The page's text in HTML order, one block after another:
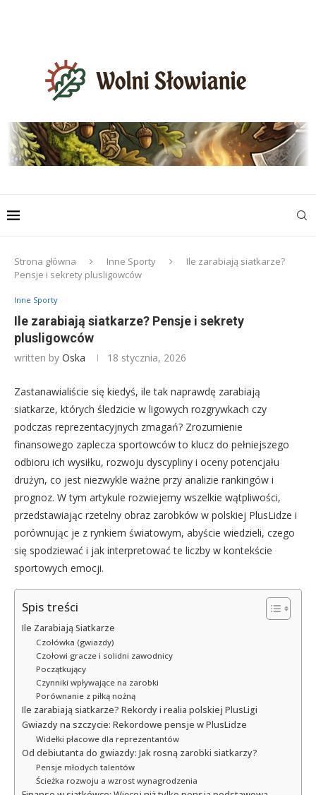
Strona główna Inne Sporty
Ile zarabiają siatkarze?
Pensje i sekrety plusligowców
Inne Sporty
Ile zarabiają siatkarze? Pensje i sekrety
plusligowców
written by Oska 18 stycznia, 2026
Zastanawialiście się kiedyś, ile tak naprawdę zarabiają
siatkarze, których śledzicie w ligowych rozgrywkach czy
podczas reprezentacyjnych zmagań? Zrozumienie
finansowego zaplecza sportowców to klucz do pełniejszego
odbioru ich wysiłku, rozwoju dyscypliny i oceny potencjału
drużyn, co jest niezwykle ważne przy analizie rankingów i
prognoz. W tym artykule rozwiejemy wszelkie wątpliwości,
przedstawiając rzetelny obraz zarobków w polskiej PlusLidze i
porównując je z rynkiem światowym, abyście wiedzieli, czego
się spodziewać i jak interpretować te liczby w kontekście
sportowych emocji.
Spis treści
Ile Zarabiają Siatkarze
Czołówka (gwiazdy)
Czołowi gracze i solidni zawodnicy
Początkujący
Czynniki wpływające na zarobki
Porównanie z piłką nożną
Ile zarabiają siatkarze? Rekordy i realia polskiej PlusLigi
Gwiazdy na szczycie: Rekordowe pensje w PlusLidze
Widełki płacowe dla reprezentantów
Od debiutanta do gwiazdy: Jak rosną zarobki siatkarzy?
Pensje młodych talentów
Ścieżka rozwoju a wzrost wynagrodzenia